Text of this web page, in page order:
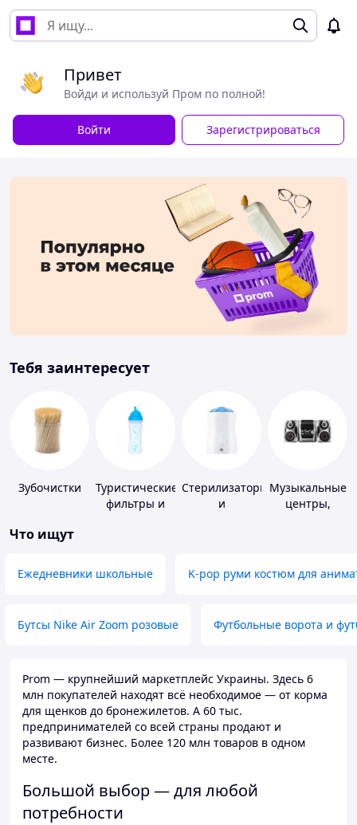
Привет
Войди и используй Пром по полной!
Войти Зарегистрироваться
Тебя заинтересует
Зубочистки
Туристические
фильтры и
Стерилизаторы
и
Музыкальные
центры,
Что ищут
Ежедневники школьные K-pop руми костюм для
Бутсы Nike Air Zoom розовые Футбольные ворота и
Prom — крупнейший маркетплейс Украины. Здесь 6
млн покупателей находят всё необходимое — от корма
для щенков до бронежилетов. А 60 тыс.
предпринимателей со всей страны продают и
развивают бизнес. Более 120 млн товаров в одном
месте.
Большой выбор — для любой
потребности